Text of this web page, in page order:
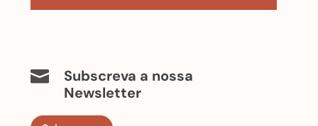

Subscreva a nossa
Newsletter